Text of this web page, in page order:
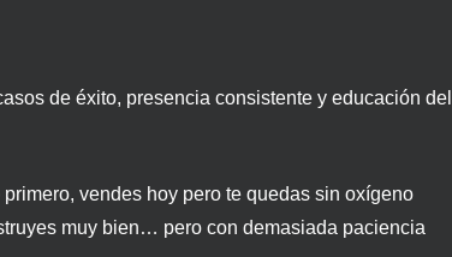
de éxito, presencia consistente y educación del
vendes hoy pero te quedas sin oxígeno
muy bien… pero con demasiada paciencia